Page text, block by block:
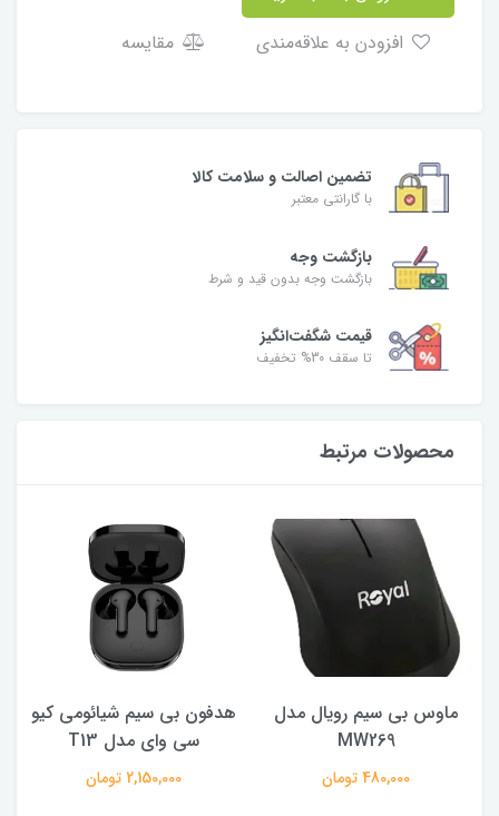
مقایسه
تضمین اصالت و سلامت کالا
با گارانتی معتبر
بازگشت وجه
بازگشت وجه بدون قید و شرط
قیمت شگفت‌انگیز
تا سقف 30% تخفیف
محصولات مرتبط
ماوس بی سیم رویال مدل
MW269
480,000 تومان
هدفون بی سیم شیائومی کیو
سی وای مدل T13
2,150,000 تومان